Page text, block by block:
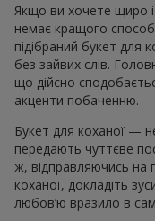
Якщо ви хочете щиро
немає кращого
підібраний букет для
без зайвих слів.
що дійсно
акценти побаченню.
Букет для коханої —
передають чуттєве
ж, відправляючись на
коханої, докладіть
любов’ю вразило в